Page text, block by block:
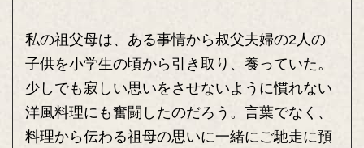
私の祖父母は、ある事情から叔父夫婦の2人の
子供を小学生の頃から引き取り、養っていた。
少しでも寂しい思いをさせないように慣れない
洋風料理にも奮闘したのだろう。言葉でなく、
料理から伝わる祖母の思いに一緒にご馳走に預